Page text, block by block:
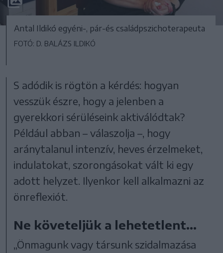
Antal Ildikó egyéni-, pár-és családpszichoterapeuta
FOTÓ: D. BALÁZS ILDIKÓ
S adódik is rögtön a kérdés: hogyan
vesszük észre, hogy a jelenben a
gyerekkori sérüléseink aktiválódtak?
Például abban – válaszolja –, hogy
aránytalanul intenzív, heves érzelmeket,
indulatokat, szorongásokat vált ki egy
adott helyzet. Ilyenkor kell alkalmazni az
önreflexiót.
Ne követeljük a lehetetlent...
„Önmagunk vagy társunk szidalmazása